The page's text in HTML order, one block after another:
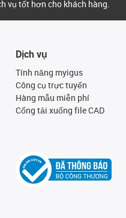
vụ tốt hơn cho khách hàng.
Dịch vụ
Tính năng myigus
Công cụ trực tuyến
Hàng mẫu miễn phí
Cổng tải xuống file CAD